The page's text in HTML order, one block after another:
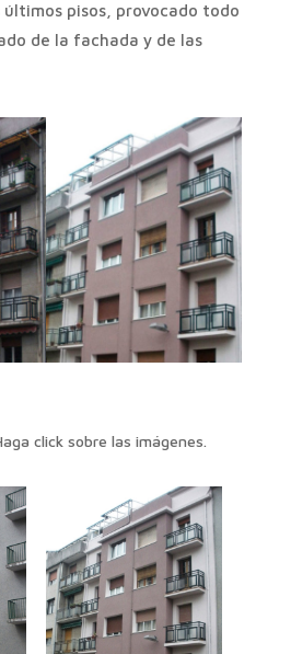
pisos, provocado todo
de la fachada y de las
click sobre las imágenes.